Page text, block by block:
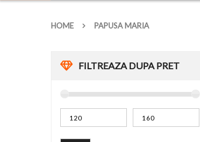
HOME PAPUSA MARIA
FILTREAZA DUPA PRET